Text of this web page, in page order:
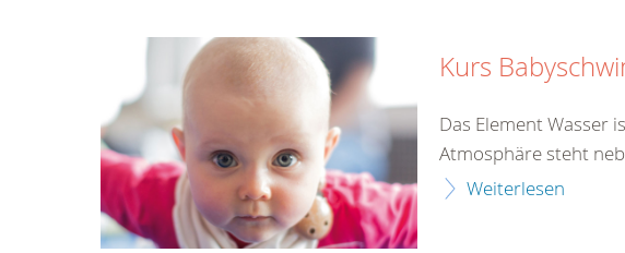
Kurs
Das Element Wasser
Atmosphäre steht
Weiterlesen